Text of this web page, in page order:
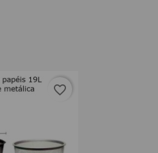
favorite_border